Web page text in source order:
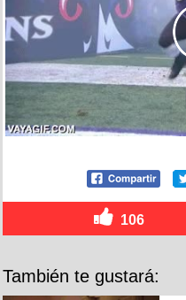
106
También te gustará: